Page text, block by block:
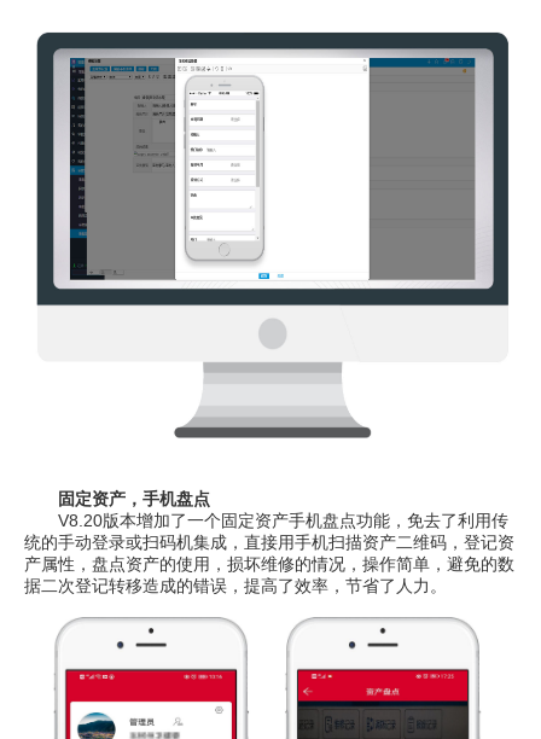
固定资产，手机盘点
V8.20版本增加了一个固定资产手机盘点功能，免去了利用传
统的手动登录或扫码机集成，直接用手机扫描资产二维码，登记资
产属性，盘点资产的使用，损坏维修的情况，操作简单，避免的数
据二次登记转移造成的错误，提高了效率，节省了人力。